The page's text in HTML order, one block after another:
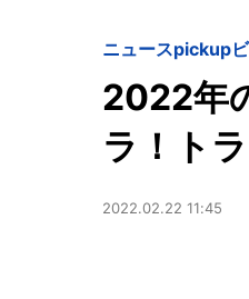
ニュースpickup
2022年
ラ！ト
2022.02.22 11:45